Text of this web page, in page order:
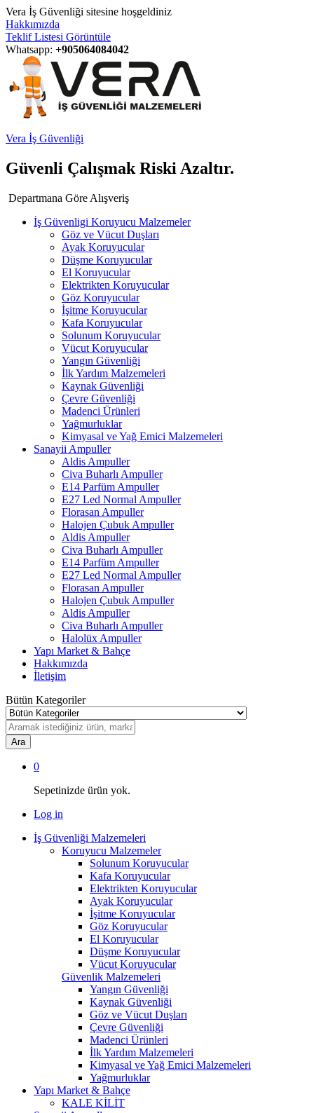
Vera İş Güvenliği sitesine hoşgeldiniz
Hakkımızda
Teklif Listesi Görüntüle
Whatsapp: +905064084042
Vera İş Güvenliği
Güvenli Çalışmak Riski Azaltır.
Departmana Göre Alışveriş
İş Güvenligi Koruyucu Malzemeler
Göz ve Vücut Duşları
Ayak Koruyucular
Düşme Koruyucular
El Koruyucular
Elektrikten Koruyucular
Göz Koruyucular
İşitme Koruyucular
Kafa Koruyucular
Solunum Koruyucular
Vücut Koruyucular
Yangın Güvenliği
İlk Yardım Malzemeleri
Kaynak Güvenliği
Çevre Güvenliği
Madenci Ürünleri
Yağmurluklar
Kimyasal ve Yağ Emici Malzemeleri
Sanayii Ampuller
Aldis Ampuller
Civa Buharlı Ampuller
E14 Parfüm Ampuller
E27 Led Normal Ampuller
Florasan Ampuller
Halojen Çubuk Ampuller
Aldis Ampuller
Civa Buharlı Ampuller
E14 Parfüm Ampuller
E27 Led Normal Ampuller
Florasan Ampuller
Halojen Çubuk Ampuller
Aldis Ampuller
Civa Buharlı Ampuller
Halolüx Ampuller
Yapı Market & Bahçe
Hakkımızda
İletişim
Bütün Kategoriler
Ara
0
Sepetinizde ürün yok.
Log in
İş Güvenliği Malzemeleri
Koruyucu Malzemeler
Solunum Koruyucular
Kafa Koruyucular
Elektrikten Koruyucular
Ayak Koruyucular
İşitme Koruyucular
Göz Koruyucular
El Koruyucular
Düşme Koruyucular
Vücut Koruyucular
Güvenlik Malzemeleri
Yangın Güvenliği
Kaynak Güvenliği
Göz ve Vücut Duşları
Çevre Güvenliği
Madenci Ürünleri
İlk Yardım Malzemeleri
Kimyasal ve Yağ Emici Malzemeleri
Yağmurluklar
Yapı Market & Bahçe
KALE KİLİT